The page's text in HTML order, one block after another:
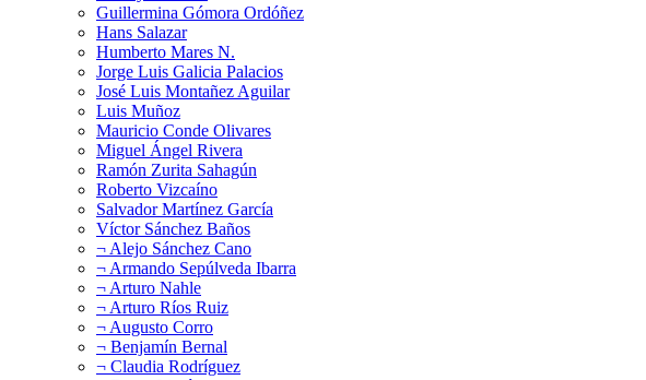
Guillermina Gómora Ordóñez
Hans Salazar
Humberto Mares N.
Jorge Luis Galicia Palacios
José Luis Montañez Aguilar
Luis Muñoz
Mauricio Conde Olivares
Miguel Ángel Rivera
Ramón Zurita Sahagún
Roberto Vizcaíno
Salvador Martínez García
Víctor Sánchez Baños
¬ Alejo Sánchez Cano
¬ Armando Sepúlveda Ibarra
¬ Arturo Nahle
¬ Arturo Ríos Ruiz
¬ Augusto Corro
¬ Benjamín Bernal
¬ Claudia Rodríguez